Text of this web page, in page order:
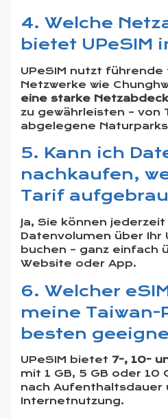
4. Welche
bietet UPeSIM
UPeSIM nutzt führende
Netzwerke wie
eine starke
zu gewährleisten – von
abgelegene
5. Kann ich
nachkaufen,
Tarif
Ja, Sie können
Datenvolumen über Ihr
buchen – ganz einfach
Website oder App.
6. Welcher
meine Taiwan-
besten
UPeSIM bietet 7-, 10-
mit 1 GB, 5 GB oder 10
nach Aufenthaltsdauer
Internetnutzung.